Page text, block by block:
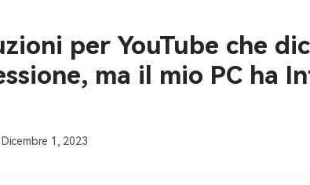
per YouTube che
ma il mio PC ha
| Dicembre 1, 2023